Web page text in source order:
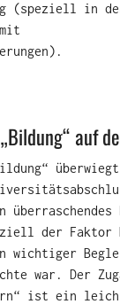
(speziell in
auf
der Faktor
wichtiger
war. Der
ist ein